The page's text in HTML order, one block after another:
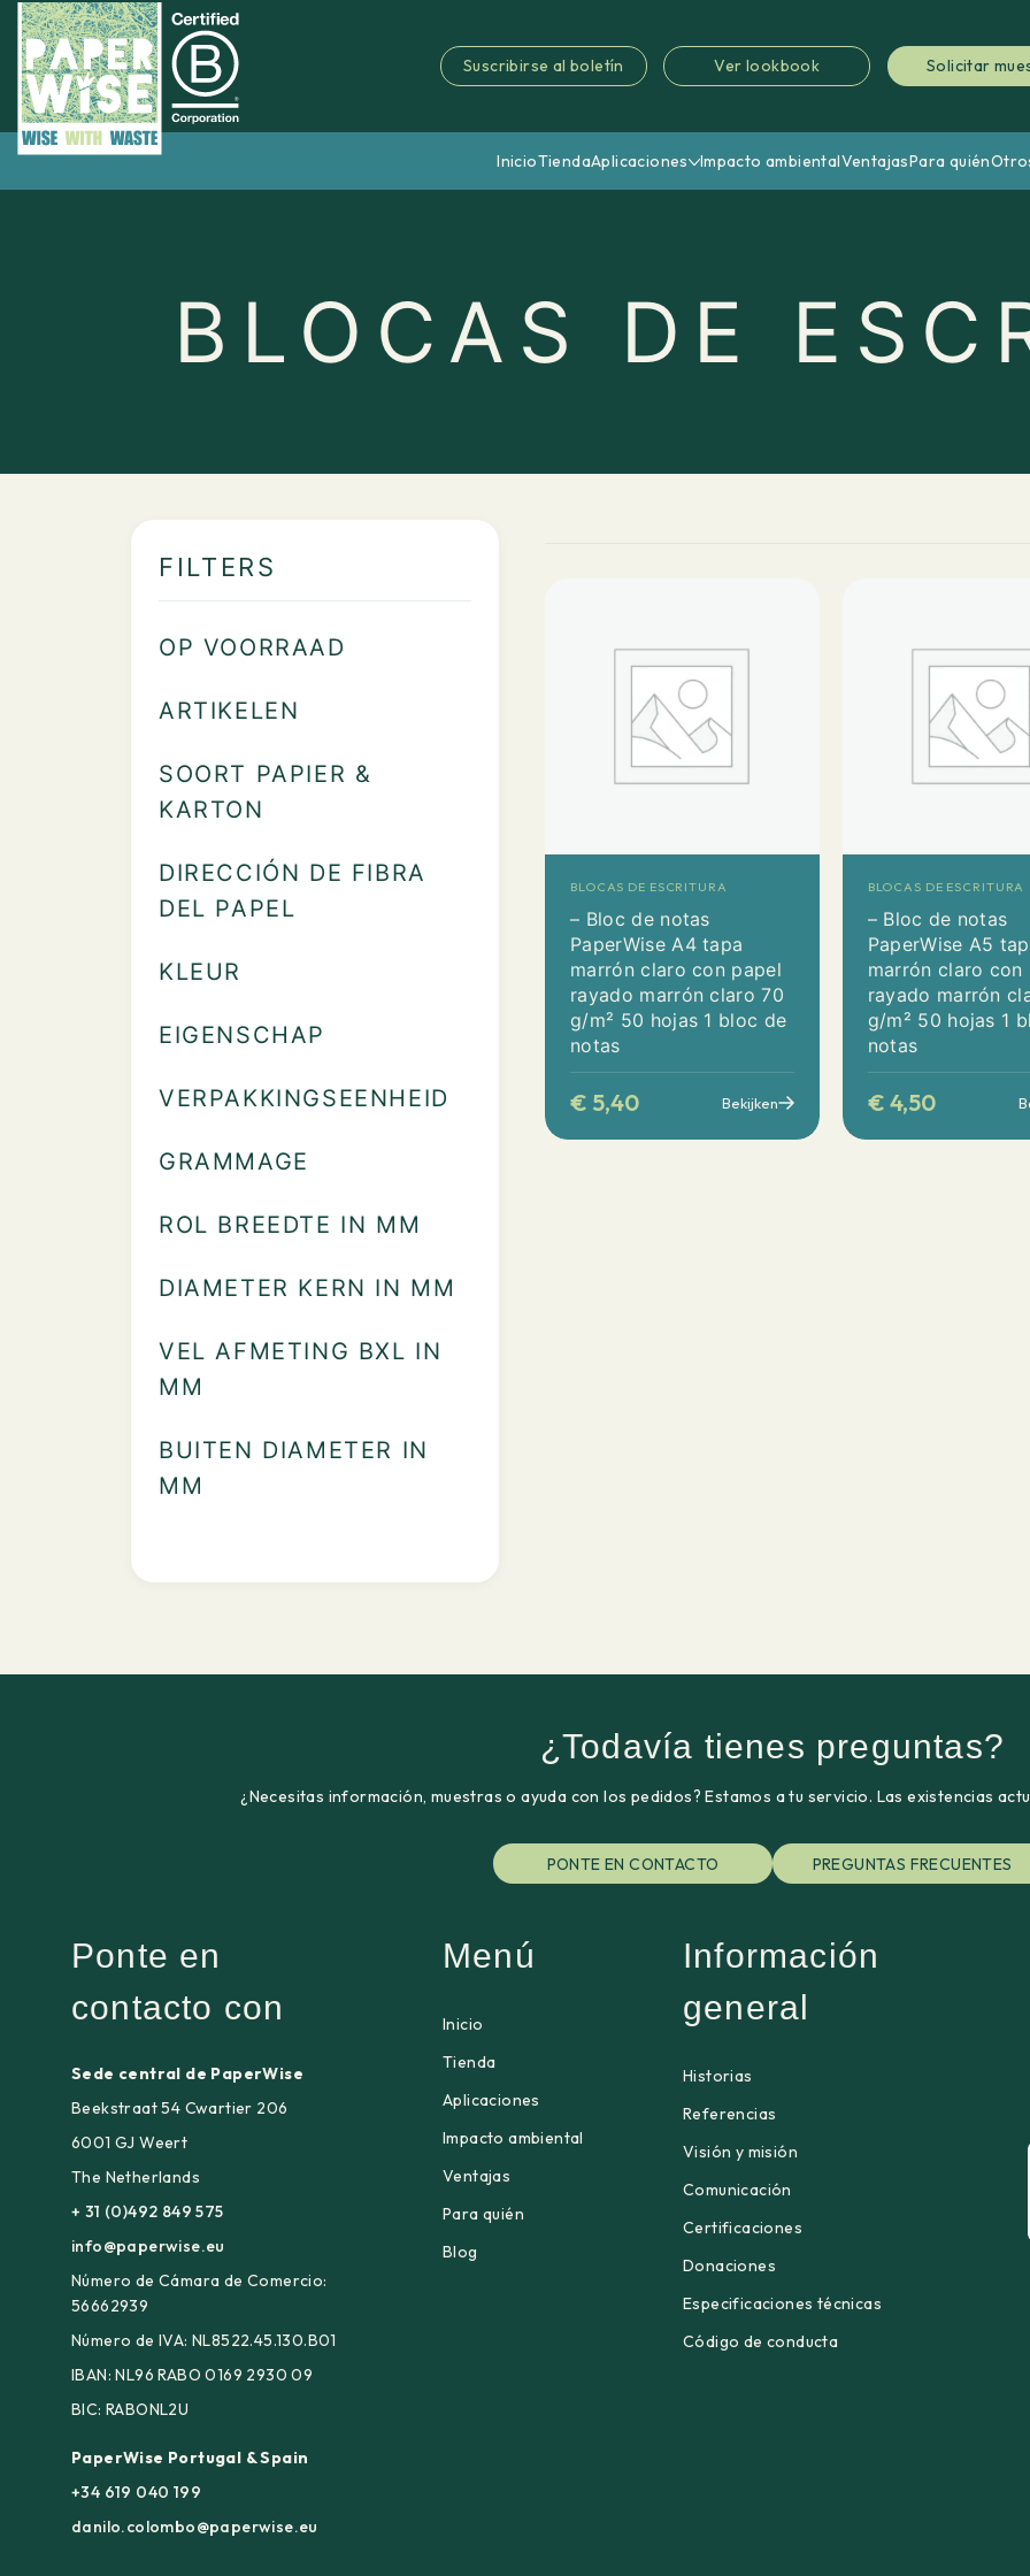
Suscribirse al boletín Ver lookbook Solicitar
InicioTiendaAplicaciones Impacto ambientalVentajasPara quién
BLOCAS DE
FILTERS
OP VOORRAAD
ARTIKELEN
SOORT PAPIER &
KARTON
DIRECCIÓN DE FIBRA
DEL PAPEL
KLEUR
EIGENSCHAP
VERPAKKINGSEENHEID
GRAMMAGE
ROL BREEDTE IN MM
DIAMETER KERN IN MM
VEL AFMETING BXL IN
MM
BUITEN DIAMETER IN
MM
BLOCAS DE ESCRITURA
– Bloc de notas
PaperWise A4 tapa
marrón claro con papel
rayado marrón claro 70
g/m² 50 hojas 1 bloc de
notas
€ 5,40 Bekijken
BLOCAS DE ESCRITURA
– Bloc de notas
PaperWise A5
marrón claro con
rayado marrón
g/m² 50 hojas 1
notas
€ 4,50
¿Todavía tienes preguntas?
¿Necesitas información, muestras o ayuda con los pedidos? Estamos a tu servicio. Las existencias
PONTE EN CONTACTO PREGUNTAS FRECUENTES
Ponte en
contacto con
Sede central de PaperWise
Beekstraat 54 Cwartier 206
6001 GJ Weert
The Netherlands
+ 31 (0)492 849 575
info@paperwise.eu
Número de Cámara de Comercio:
56662939
Número de IVA: NL8522.45.130.B01
IBAN: NL96 RABO 0169 2930 09
BIC: RABONL2U
PaperWise Portugal & Spain
+34 619 040 199
danilo.colombo@paperwise.eu
Menú
Inicio
Tienda
Aplicaciones
Impacto ambiental
Ventajas
Para quién
Blog
Información
general
Historias
Referencias
Visión y misión
Comunicación
Certificaciones
Donaciones
Especificaciones técnicas
Código de conducta